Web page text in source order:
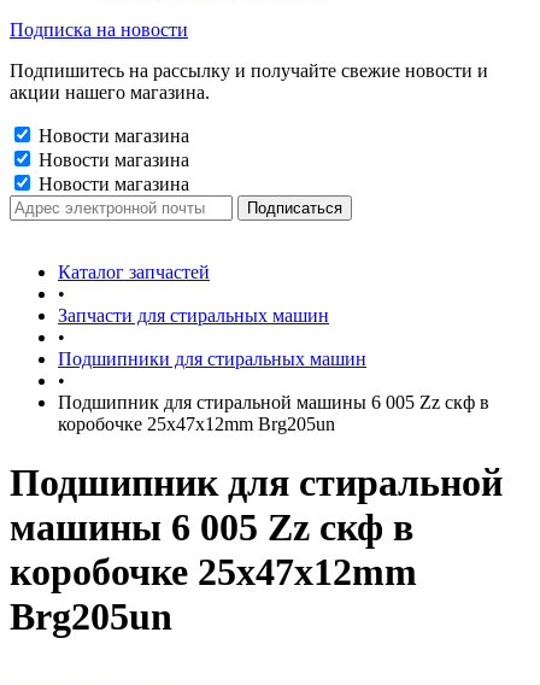
Подписка на новости
Подпишитесь на рассылку и получайте свежие новости и
акции нашего магазина.
Новости магазина
Новости магазина
Новости магазина
Каталог запчастей
•
Запчасти для стиральных машин
•
Подшипники для стиральных машин
•
Подшипник для стиральной машины 6 005 Zz скф в
коробочке 25x47x12mm Brg205un
Подшипник для стиральной
машины 6 005 Zz скф в
коробочке 25x47x12mm
Brg205un